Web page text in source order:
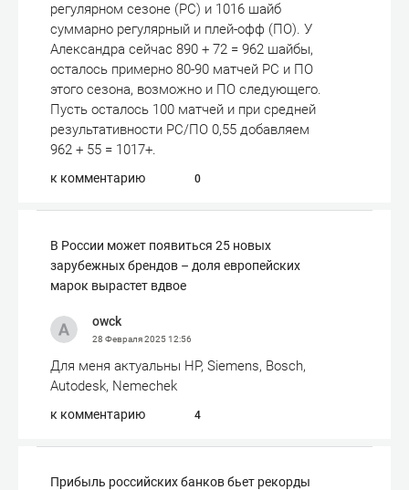
регулярном сезоне (РС) и 1016 шайб
суммарно регулярный и плей-офф (ПО). У
Александра сейчас 890 + 72 = 962 шайбы,
осталось примерно 80-90 матчей РС и ПО
этого сезона, возможно и ПО следующего.
Пусть осталось 100 матчей и при средней
результативности РС/ПО 0,55 добавляем
962 + 55 = 1017+.
к комментарию 0
В России может появиться 25 новых
зарубежных брендов – доля европейских
марок вырастет вдвое
owck
28 Февраля 202512:56
Для меня актуальны HP, Siemens, Bosch,
Autodesk, Nemechek
к комментарию 4
Прибыль российских банков бьет рекорды